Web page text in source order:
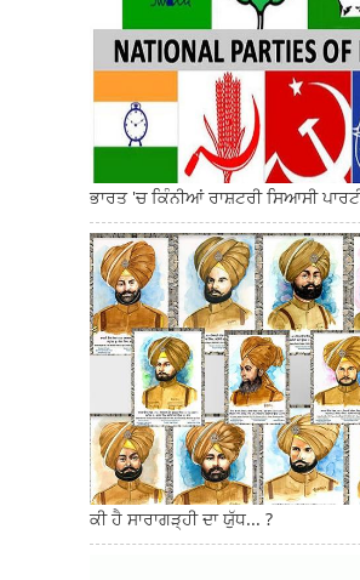
ਭਾਰਤ 'ਚ ਕਿੰਨੀਆਂ ਰਾਸ਼ਟਰੀ ਸਿਆਸੀ
ਕੀ ਹੈ ਸਾਰਾਗੜ੍ਹੀ ਦਾ ਯੁੱਧ... ?